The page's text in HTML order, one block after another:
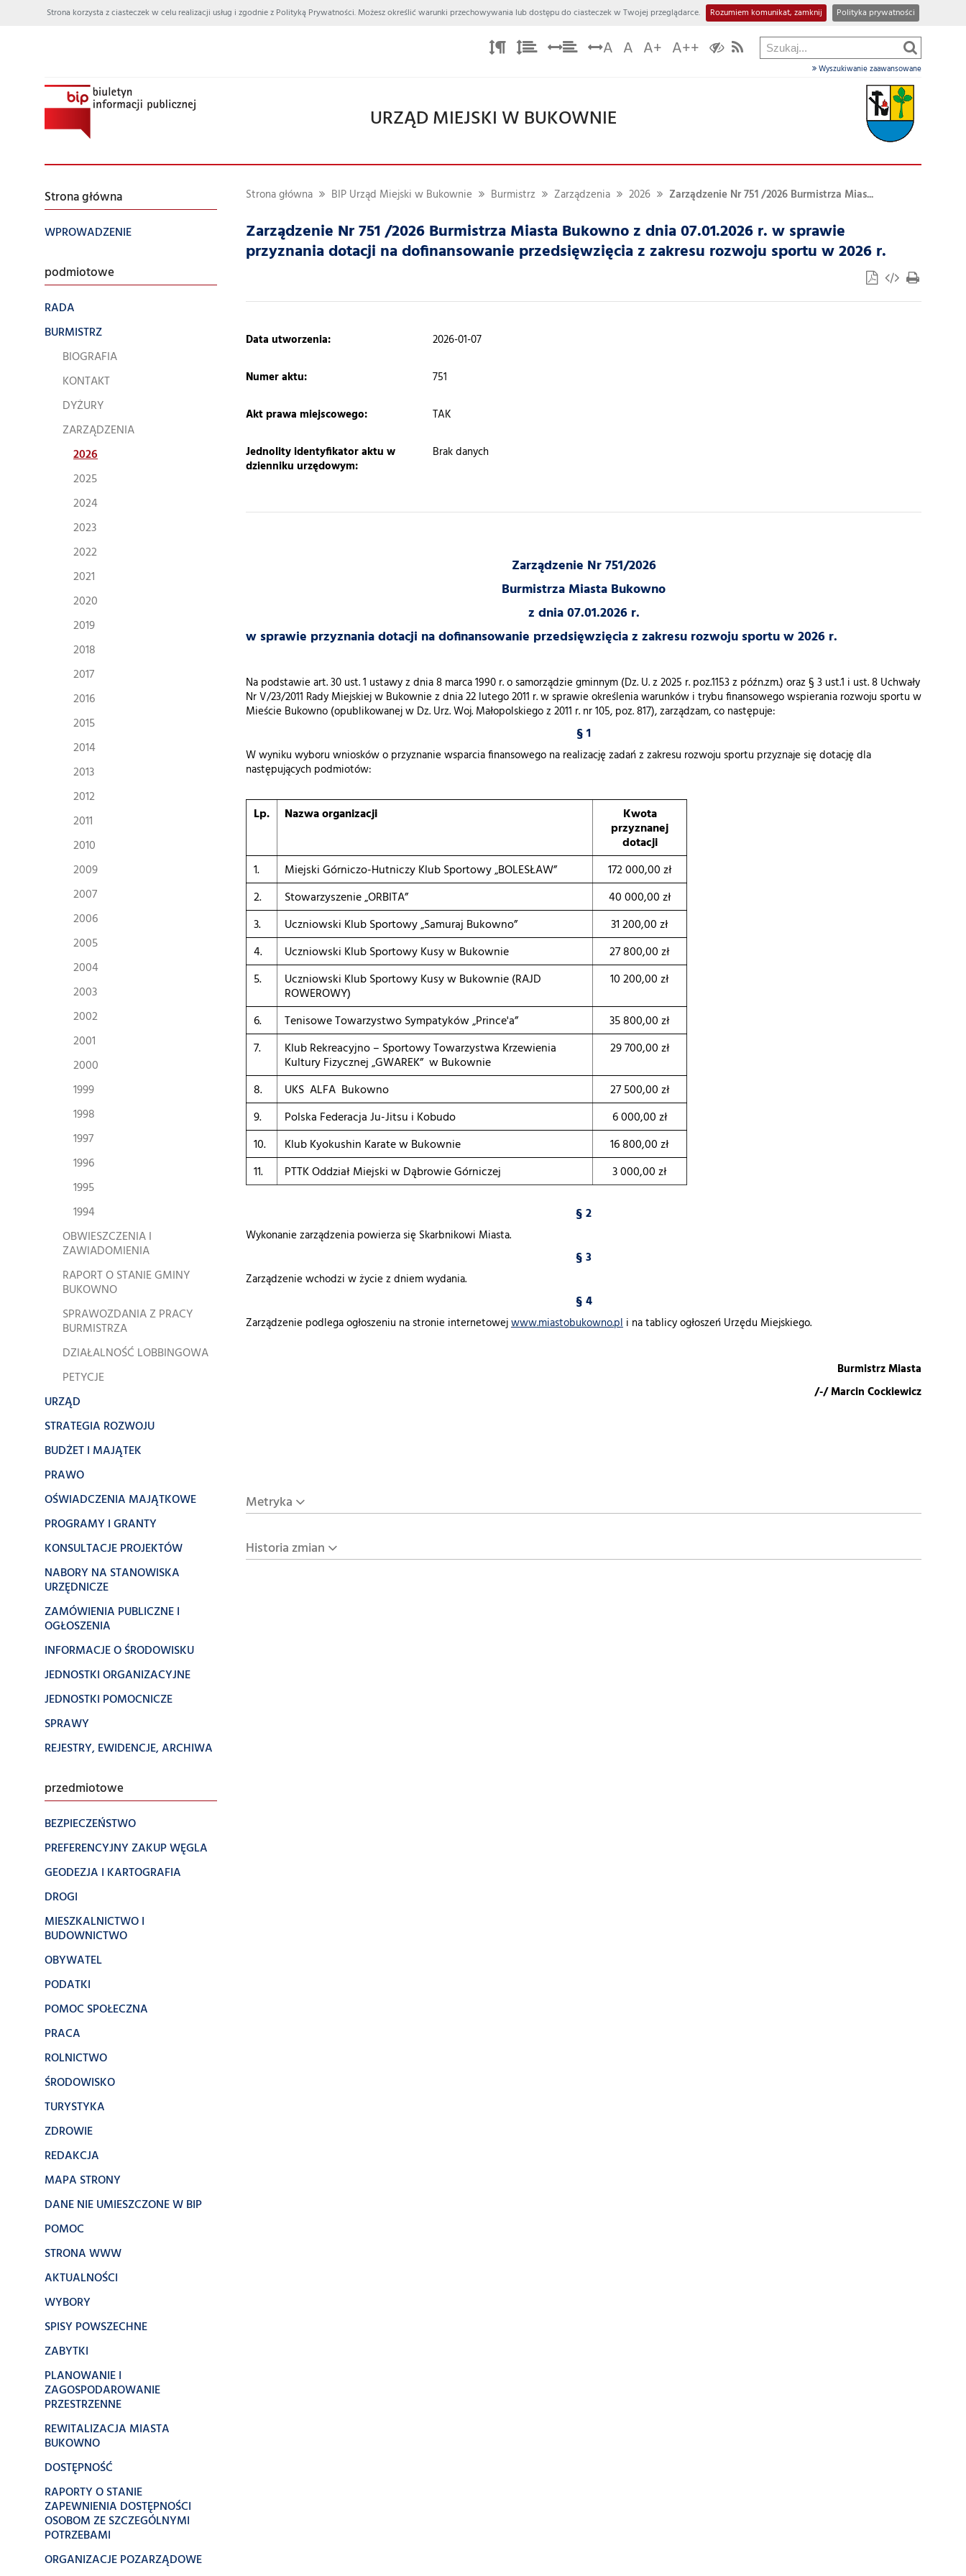
Strona korzysta z ciasteczek w celu realizacji usług i zgodnie z Polityką Prywatności. Możesz określić warunki przechowywania lub dostępu do ciasteczek w Twojej przeglądarce. Rozumiem komunikat, zamknij Polityka prywatności
A A A+ A++
Wyszukiwanie zaawansowane
URZĄD MIEJSKI W BUKOWNIE
Strona główna
WPROWADZENIE
podmiotowe
RADA
BURMISTRZ
BIOGRAFIA
KONTAKT
DYŻURY
ZARZĄDZENIA
2026
2025
2024
2023
2022
2021
2020
2019
2018
2017
2016
2015
2014
2013
2012
2011
2010
2009
2007
2006
2005
2004
2003
2002
2001
2000
1999
1998
1997
1996
1995
1994
OBWIESZCZENIA I
ZAWIADOMIENIA
RAPORT O STANIE GMINY
BUKOWNO
SPRAWOZDANIA Z PRACY
BURMISTRZA
DZIAŁALNOŚĆ LOBBINGOWA
PETYCJE
URZĄD
STRATEGIA ROZWOJU
BUDŻET I MAJĄTEK
PRAWO
OŚWIADCZENIA MAJĄTKOWE
PROGRAMY I GRANTY
KONSULTACJE PROJEKTÓW
NABORY NA STANOWISKA
URZĘDNICZE
ZAMÓWIENIA PUBLICZNE I
OGŁOSZENIA
INFORMACJE O ŚRODOWISKU
JEDNOSTKI ORGANIZACYJNE
JEDNOSTKI POMOCNICZE
SPRAWY
REJESTRY, EWIDENCJE, ARCHIWA
przedmiotowe
BEZPIECZEŃSTWO
PREFERENCYJNY ZAKUP WĘGLA
GEODEZJA I KARTOGRAFIA
DROGI
MIESZKALNICTWO I
BUDOWNICTWO
OBYWATEL
PODATKI
POMOC SPOŁECZNA
PRACA
ROLNICTWO
ŚRODOWISKO
TURYSTYKA
ZDROWIE
REDAKCJA
MAPA STRONY
DANE NIE UMIESZCZONE W BIP
POMOC
STRONA WWW
AKTUALNOŚCI
WYBORY
SPISY POWSZECHNE
ZABYTKI
PLANOWANIE I
ZAGOSPODAROWANIE
PRZESTRZENNE
REWITALIZACJA MIASTA
BUKOWNO
DOSTĘPNOŚĆ
RAPORTY O STANIE
ZAPEWNIENIA DOSTĘPNOŚCI
OSOBOM ZE SZCZEGÓLNYMI
POTRZEBAMI
ORGANIZACJE POZARZĄDOWE
Strona główna BIP Urząd Miejski w Bukownie Burmistrz Zarządzenia 2026 Zarządzenie Nr 751 /2026 Burmistrza Mias...
Zarządzenie Nr 751 /2026 Burmistrza Miasta Bukowno z dnia 07.01.2026 r. w sprawie
przyznania dotacji na dofinansowanie przedsięwzięcia z zakresu rozwoju sportu w 2026 r.
​Data utworzenia: 2026-01-07
Numer aktu: 751
Akt prawa miejscowego: TAK
Jednolity identyfikator aktu w
dzienniku urzędowym:
Brak danych
Zarządzenie Nr 751/2026
Burmistrza Miasta Bukowno
z dnia 07.01.2026 r.
w sprawie przyznania dotacji na dofinansowanie przedsięwzięcia z zakresu rozwoju sportu w 2026 r.
Na podstawie art. 30 ust. 1 ustawy z dnia 8 marca 1990 r. o samorządzie gminnym (Dz. U. z 2025 r. poz.1153 z późn.zm.) oraz § 3 ust.1 i ust. 8 Uchwały
Nr V/23/2011 Rady Miejskiej w Bukownie z dnia 22 lutego 2011 r. w sprawie określenia warunków i trybu finansowego wspierania rozwoju sportu w
Mieście Bukowno (opublikowanej w Dz. Urz. Woj. Małopolskiego z 2011 r. nr 105, poz. 817), zarządzam, co następuje:
§ 1
W wyniku wyboru wniosków o przyznanie wsparcia finansowego na realizację zadań z zakresu rozwoju sportu przyznaje się dotację dla
następujących podmiotów:
Lp. Nazwa organizacji Kwota
przyznanej
dotacji
1.
Miejski Górniczo-Hutniczy Klub Sportowy „BOLESŁAW”
172 000,00 zł
2.
Stowarzyszenie „ORBITA”
40 000,00 zł
3.
Uczniowski Klub Sportowy „Samuraj Bukowno”
31 200,00 zł
4.
Uczniowski Klub Sportowy Kusy w Bukownie
27 800,00 zł
5.
Uczniowski Klub Sportowy Kusy w Bukownie (RAJD
ROWEROWY)
10 200,00 zł
6. Tenisowe Towarzystwo Sympatyków „Prince'a”
35 800,00 zł
7.
Klub Rekreacyjno – Sportowy Towarzystwa Krzewienia
Kultury Fizycznej „GWAREK” w Bukownie
29 700,00 zł
8. UKS ALFA Bukowno
27 500,00 zł
9.
Polska Federacja Ju-Jitsu i Kobudo
6 000,00 zł
10.
Klub Kyokushin Karate w Bukownie
16 800,00 zł
11.
PTTK Oddział Miejski w Dąbrowie Górniczej 3 000,00 zł
§ 2
Wykonanie zarządzenia powierza się Skarbnikowi Miasta.
§ 3
Zarządzenie wchodzi w życie z dniem wydania.
§ 4
Zarządzenie podlega ogłoszeniu na stronie internetowejwww.miastobukowno.pl i na tablicy ogłoszeń Urzędu Miejskiego.
Burmistrz Miasta
/-/ Marcin Cockiewicz
Metryka
Historia zmian